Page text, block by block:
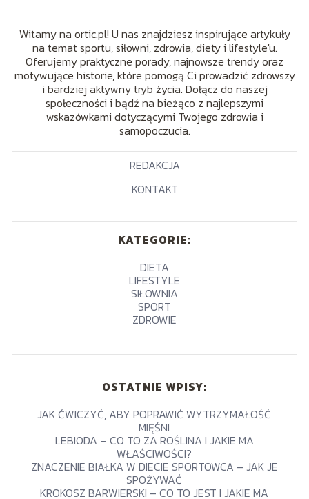
Witamy na ortic.pl! U nas znajdziesz inspirujące artykuły
na temat sportu, siłowni, zdrowia, diety i lifestyle'u.
Oferujemy praktyczne porady, najnowsze trendy oraz
motywujące historie, które pomogą Ci prowadzić zdrowszy
i bardziej aktywny tryb życia. Dołącz do naszej
społeczności i bądź na bieżąco z najlepszymi
wskazówkami dotyczącymi Twojego zdrowia i
samopoczucia.
REDAKCJA
KONTAKT
KATEGORIE:
DIETA
LIFESTYLE
SIŁOWNIA
SPORT
ZDROWIE
OSTATNIE WPISY:
JAK ĆWICZYĆ, ABY POPRAWIĆ WYTRZYMAŁOŚĆ
MIĘŚNI
LEBIODA – CO TO ZA ROŚLINA I JAKIE MA
WŁAŚCIWOŚCI?
ZNACZENIE BIAŁKA W DIECIE SPORTOWCA – JAK JE
SPOŻYWAĆ
KROKOSZ BARWIERSKI – CO TO JEST I JAKIE MA